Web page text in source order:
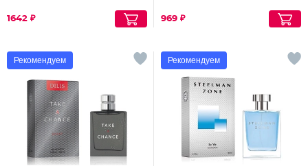
1642 ₽ 969 ₽
Рекомендуем Рекомендуем